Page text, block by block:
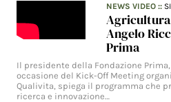
NEWS VIDEO ::
Angelo
Prima
Il presidente della Fondazione
occasione del Kick-Off Meeting
Qualivita, spiega il programma che
ricerca e innovazione…